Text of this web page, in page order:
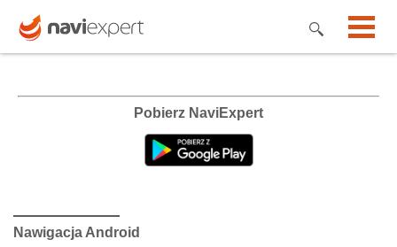
Pobierz NaviExpert
Nawigacja Android